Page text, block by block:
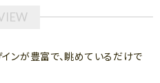
ンが豊富で、眺めているだけで